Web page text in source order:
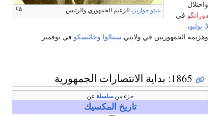
بنيتو خواريز ، الزعيم الجمهوري والرئيس
واحتلال
دورانگو في
3 يوليو
،
وهزيمة الجمهوريين في ولايتي سينالوا وخاليسكو في نوفمبر.
1865: بداية الانتصارات الجمهورية
جزء منسلسلة عن
تاريخ المكسيك